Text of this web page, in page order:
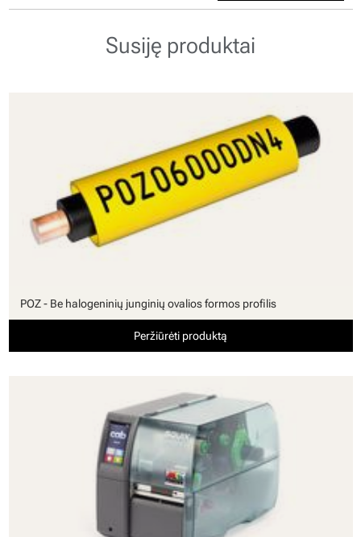
Susiję produktai
POZ - Be halogeninių junginių ovalios formos profilis
Peržiūrėti produktą